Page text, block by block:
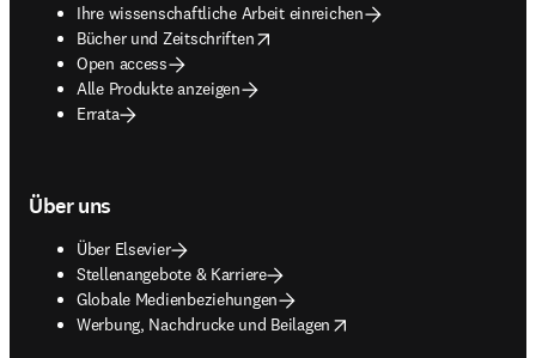
Ihre wissenschaftliche Arbeit einreichen
Bücher und Zeitschriften
opens in new tab/window
Open access
Alle Produkte anzeigen
Errata
Über uns
Über Elsevier
Stellenangebote & Karriere
Globale Medienbeziehungen
Werbung, Nachdrucke und Beilagen
opens in new tab/window